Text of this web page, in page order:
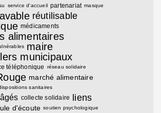
service d'accueil partenariat masque
réutilisable
médicaments
alimentaires
maire
municipaux
téléphonique réseau solidaire
marché alimentaire
sanitaires
collecte solidaire liens
d'écoute soutien psychologique